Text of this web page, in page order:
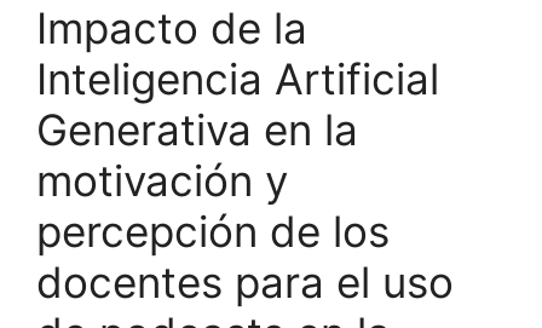
Impacto de la
Inteligencia Artificial
Generativa en la
motivación y
percepción de los
docentes para el uso